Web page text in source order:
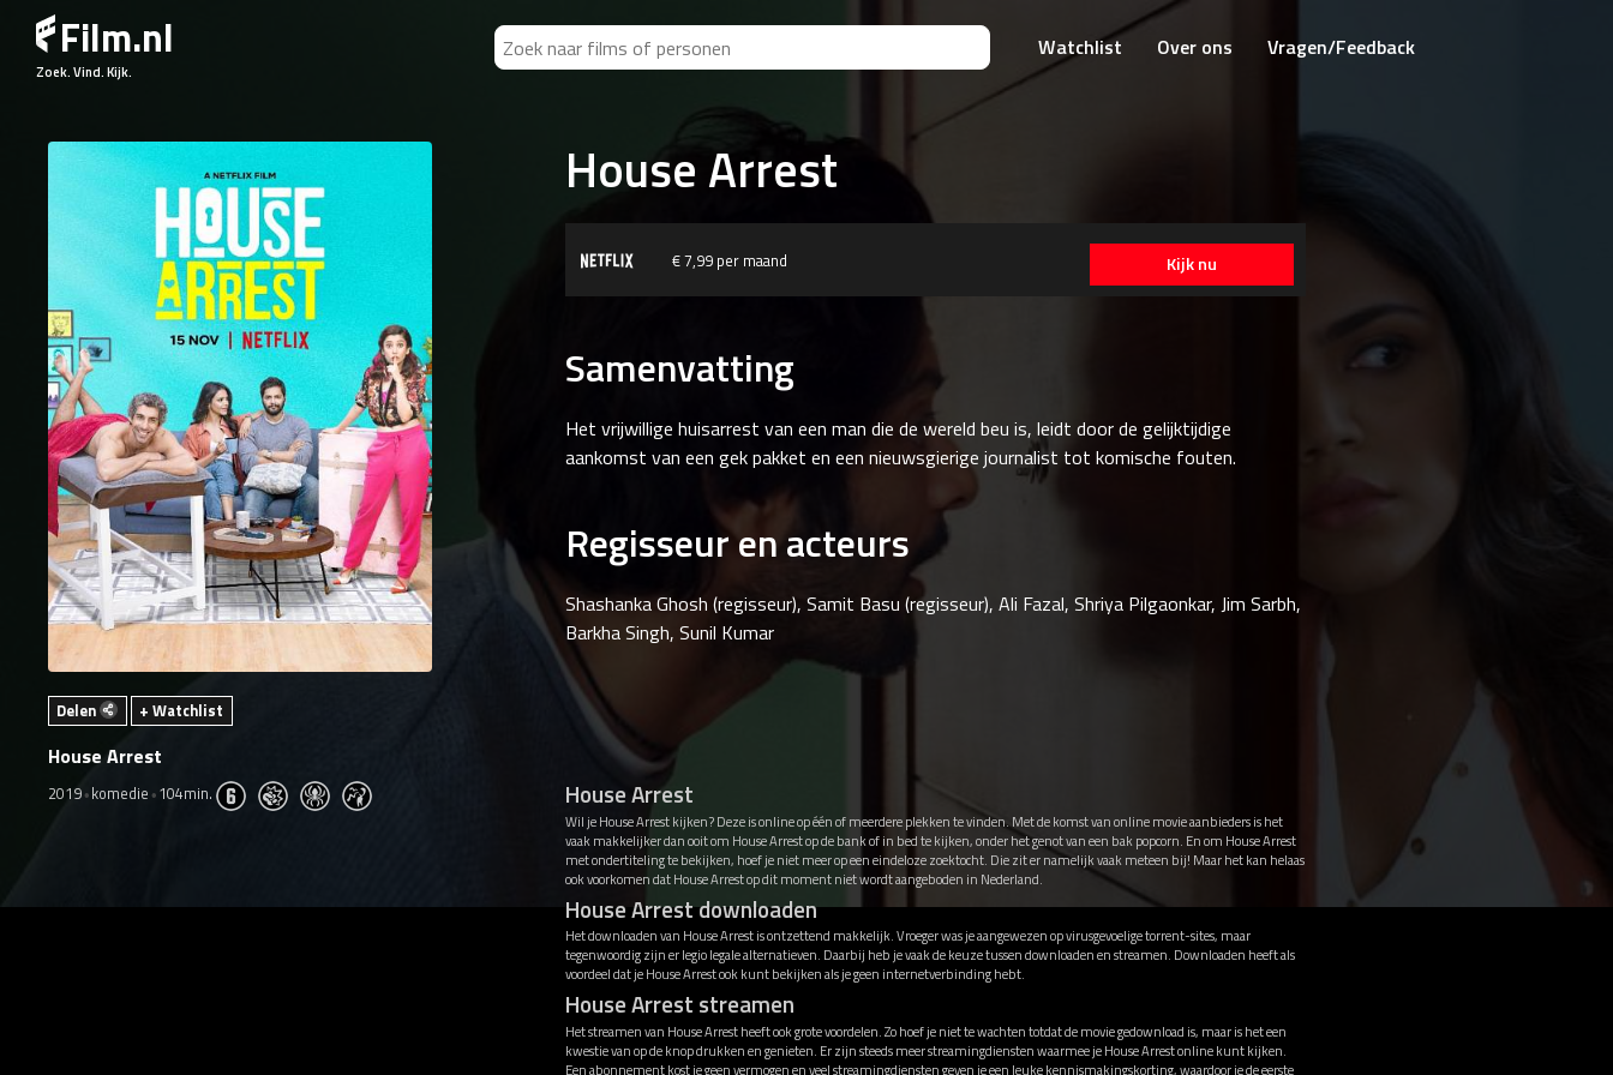
Film.nl
Zoek. Vind. Kijk.
Watchlist Over ons Vragen/Feedback
Delen + Watchlist
House Arrest
2019 komedie 104min.
House Arrest
Kijk nu
€ 7,99 per maand
Samenvatting
Het vrijwillige huisarrest van een man die de wereld beu is, leidt door de gelijktijdige
aankomst van een gek pakket en een nieuwsgierige journalist tot komische fouten.
Regisseur en acteurs
Shashanka Ghosh (regisseur), Samit Basu (regisseur), Ali Fazal, Shriya Pilgaonkar, Jim Sarbh,
Barkha Singh, Sunil Kumar
House Arrest
Wil je House Arrest kijken? Deze is online op één of meerdere plekken te vinden. Met de komst van online movie aanbieders is het
vaak makkelijker dan ooit om House Arrest op de bank of in bed te kijken, onder het genot van een bak popcorn. En om House Arrest
met ondertiteling te bekijken, hoef je niet meer op een eindeloze zoektocht. Die zit er namelijk vaak meteen bij! Maar het kan helaas
ook voorkomen dat House Arrest op dit moment niet wordt aangeboden in Nederland.
House Arrest downloaden
Het downloaden van House Arrest is ontzettend makkelijk. Vroeger was je aangewezen op virusgevoelige torrent-sites, maar
tegenwoordig zijn er legio legale alternatieven. Daarbij heb je vaak de keuze tussen downloaden en streamen. Downloaden heeft als
voordeel dat je House Arrest ook kunt bekijken als je geen internetverbinding hebt.
House Arrest streamen
Het streamen van House Arrest heeft ook grote voordelen. Zo hoef je niet te wachten totdat de movie gedownload is, maar is het een
kwestie van op de knop drukken en genieten. Er zijn steeds meer streamingdiensten waarmee je House Arrest online kunt kijken.
Een abonnement kost je geen vermogen en veel streamingdiensten geven je een leuke kennismakingskorting, waardoor je de eerste